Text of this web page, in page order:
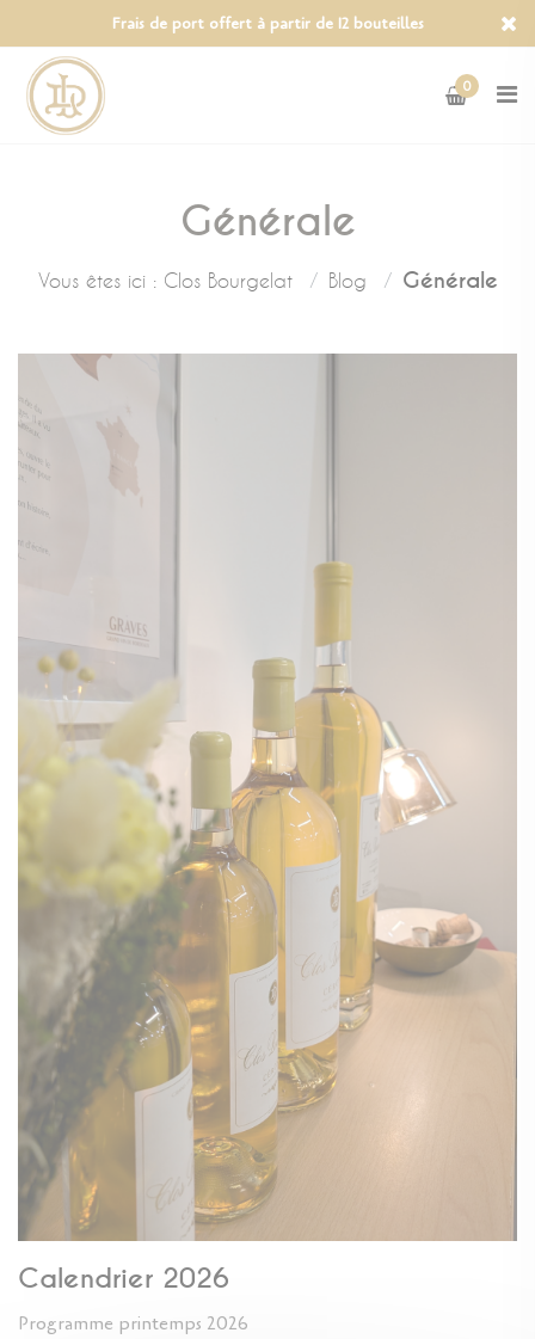
Frais de port offert à partir de 12 bouteilles
0
Générale
Vous êtes ici : Clos Bourgelat Blog Générale
Calendrier 2026
Programme printemps 2026
Panneau de gestion des cookies